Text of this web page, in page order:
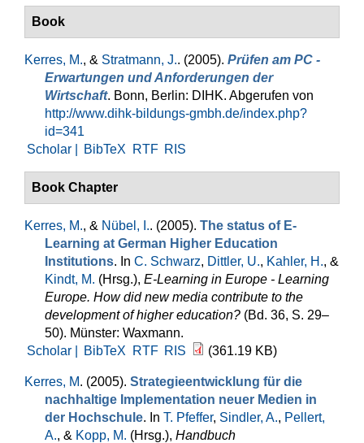
Book
Kerres, M., & Stratmann, J.. (2005). Prüfen am PC -
Erwartungen und Anforderungen der
Wirtschaft. Bonn, Berlin: DIHK. Abgerufen von
http://www.dihk-bildungs-gmbh.de/index.php?
id=341
Scholar |
BibTeX RTF RIS
Book Chapter
Kerres, M., & Nübel, I.. (2005). The status of E-
Learning at German Higher Education
Institutions. In C. Schwarz, Dittler, U., Kahler, H., &
Kindt, M. (Hrsg.), E-Learning in Europe - Learning
Europe. How did new media contribute to the
development of higher education? (Bd. 36, S. 29–
50). Münster: Waxmann.
Scholar |
BibTeX RTF RIS (361.19 KB)
Kerres, M. (2005). Strategieentwicklung für die
nachhaltige Implementation neuer Medien in
der Hochschule. In T. Pfeffer, Sindler, A., Pellert,
A., & Kopp, M. (Hrsg.), Handbuch